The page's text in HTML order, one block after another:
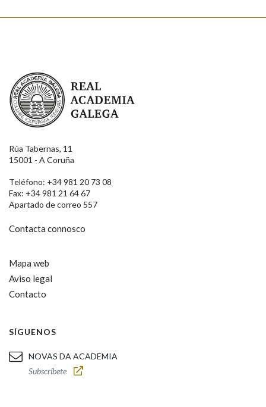
Real Academia Galega
Rúa Tabernas, 11
15001 - A Coruña
Teléfono: +34 981 20 73 08
Fax: +34 981 21 64 67
Apartado de correo 557
Contacta connosco
Mapa web
Aviso legal
Contacto
SÍGUENOS
NOVAS DA ACADEMIA
Subscríbete